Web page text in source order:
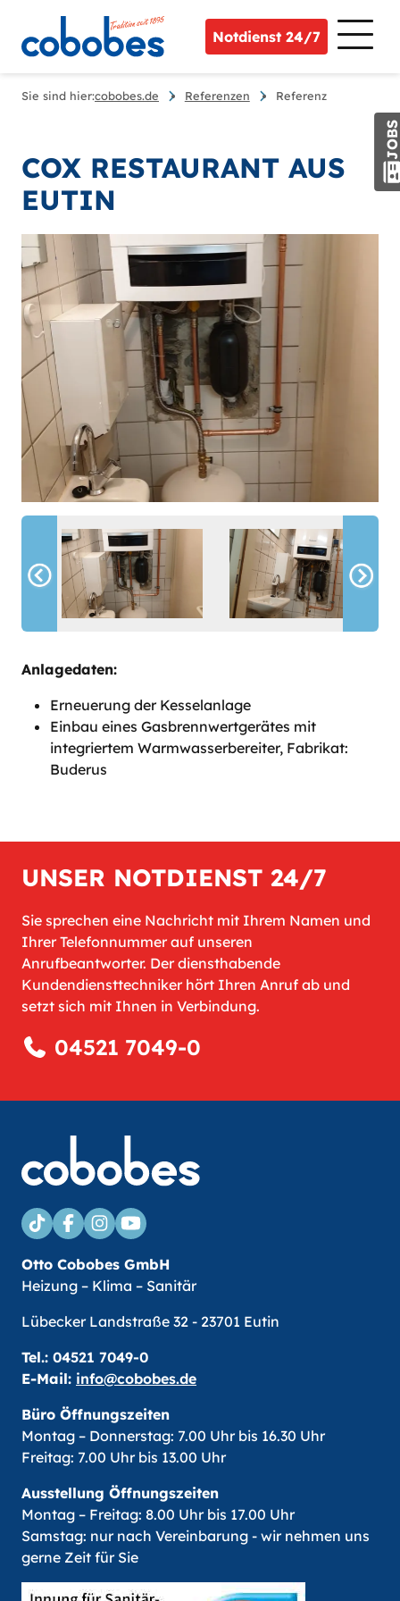
Notdienst 24/7
Sie sind hier:cobobes.de Referenzen Referenz
JOBS
COX RESTAURANT AUS
EUTIN
Anlagedaten:
Erneuerung der Kesselanlage
Einbau eines Gasbrennwertgerätes mit
integriertem Warmwasserbereiter, Fabrikat:
Buderus
UNSER NOTDIENST 24/7
Sie sprechen eine Nachricht mit Ihrem Namen und
Ihrer Telefonnummer auf unseren
Anrufbeantworter. Der diensthabende
Kundendiensttechniker hört Ihren Anruf ab und
setzt sich mit Ihnen in Verbindung.
04521 7049-0
Otto Cobobes GmbH
Heizung – Klima – Sanitär
Lübecker Landstraße 32 - 23701 Eutin
Tel.: 04521 7049-0
E-Mail: info@cobobes.de
Büro Öffnungszeiten
Montag – Donnerstag: 7.00 Uhr bis 16.30 Uhr
Freitag: 7.00 Uhr bis 13.00 Uhr
Ausstellung Öffnungszeiten
Montag – Freitag: 8.00 Uhr bis 17.00 Uhr
Samstag: nur nach Vereinbarung - wir nehmen uns
gerne Zeit für Sie